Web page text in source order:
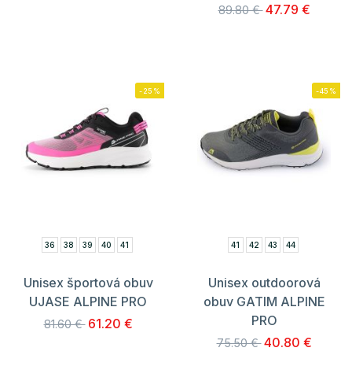
89.80 € 47.79 €
-25%
36 38 39 40 41
Unisex športová obuv
UJASE ALPINE PRO
81.60 € 61.20 €
-45%
41 42 43 44
Unisex outdoorová
obuv GATIM ALPINE
PRO
75.50 € 40.80 €